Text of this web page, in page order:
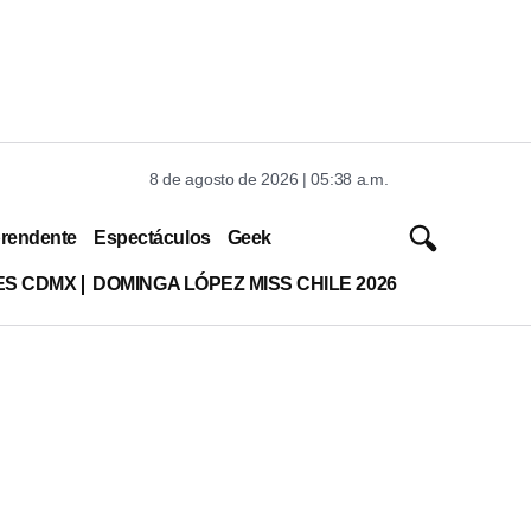
8 de agosto de 2026 | 05:38 a.m.
Espectáculos Geek
CDMX DOMINGA LÓPEZ MISS CHILE 2026